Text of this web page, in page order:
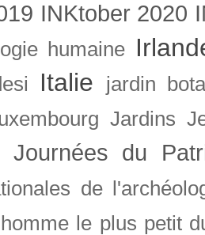
INKtober 2020
humaine
Italie
jardin
Jardins
Journées du
de
le plus petit